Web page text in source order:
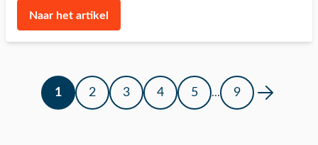
Naar het artikel
1 2 3 4 5 ... 9